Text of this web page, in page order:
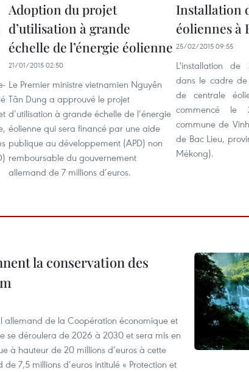
Adoption du projet
d’utilisation à grande
échelle de l’énergie éolienne
21/01/2015 02:50
Le Premier ministre vietnamien Nguyên
Tân Dung a approuvé le projet
d’utilisation à grande échelle de l’énergie
éolienne qui sera financé par une aide
publique au développement (APD) non
remboursable du gouvernement
allemand de 7 millions d’euros.
Installation
éoliennes à
25/02/2015 09:55
L'installation de
dans le cadre
de centrale
commencé
commune de
de Bac Lieu,
Mékong).
la conservation des
allemand de la Coopération économique et
se déroulera de 2026 à 2030 et sera mis en
à hauteur de 20 millions d’euros à cette
7,5 millions d’euros intitulé « Protection et